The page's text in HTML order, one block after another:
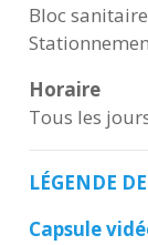
Bloc sanitaire
Horaire
Tous les
LÉGENDE
Capsule